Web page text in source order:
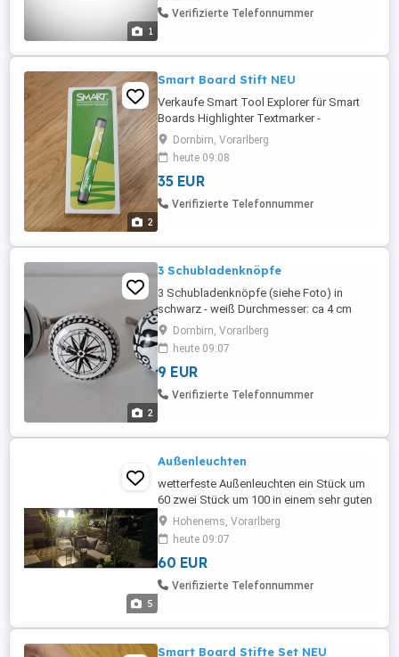
1
Privathaushalte, EPU & KMU
Verifizierte Telefonnummer
2
Smart Board Stift NEU
Verkaufe Smart Tool Explorer für Smart
Boards Highlighter Textmarker -
zweifarbig gelb und grün. Serie 6000s
kompatibel nur Abholung mit Barzahlung
kein Versand!
Dornbirn, Vorarlberg
heute 09:08
35 EUR
Verifizierte Telefonnummer
2
3 Schubladenknöpfe
3 Schubladenknöpfe (siehe Foto) in
schwarz - weiß Durchmesser: ca 4 cm
Schrauben bzw Gewindelänge 3 cm und 4
cm kein Versand! Verkauf gegen Bargeld
bei Abholung!
Dornbirn, Vorarlberg
heute 09:07
9 EUR
Verifizierte Telefonnummer
5
Außenleuchten
wetterfeste Außenleuchten ein Stück um
60 zwei Stück um 100 in einem sehr guten
gebrauchten Zustand Neupreis ab 200
Euro das Stück
Hohenems, Vorarlberg
heute 09:07
60 EUR
Verifizierte Telefonnummer
Smart Board Stifte Set NEU